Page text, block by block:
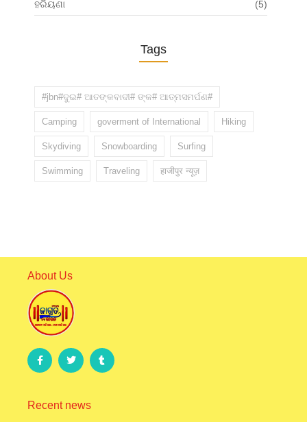
ହରିୟଣା (5)
Tags
#jbn#ଦୁଇ# ଆତଙ୍କବାଦୀ# ଙ୍କ# ଆତ୍ମସମର୍ପଣ#
Camping goverment of International Hiking
Skydiving Snowboarding Surfing
Swimming Traveling हाजीपुर न्यूज़
About Us
Recent news